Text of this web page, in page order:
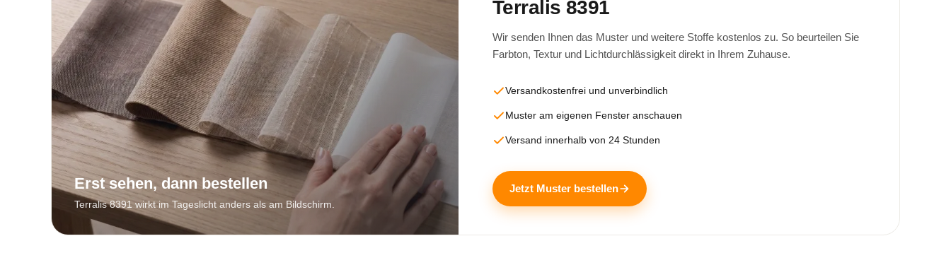
Erst sehen, dann bestellen
Terralis 8391 wirkt im Tageslicht anders als am Bildschirm.
Terralis 8391
Wir senden Ihnen das Muster und weitere Stoffe kostenlos zu. So beurteilen Sie
Farbton, Textur und Lichtdurchlässigkeit direkt in Ihrem Zuhause.
Versandkostenfrei und unverbindlich
Muster am eigenen Fenster anschauen
Versand innerhalb von 24 Stunden
Jetzt Muster bestellen